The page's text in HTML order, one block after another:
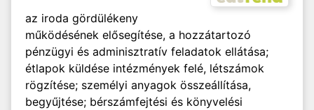
az iroda gördülékeny
működésének elősegítése, a hozzátartozó
pénzügyi és adminisztratív feladatok ellátása;
étlapok küldése intézmények felé, létszámok
rögzítése; személyi anyagok összeállítása,
begyűjtése; bérszámfejtési és könyvelési